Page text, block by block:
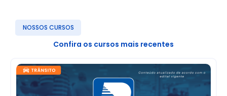
NOSSOS CURSOS
Confira os cursos mais recentes